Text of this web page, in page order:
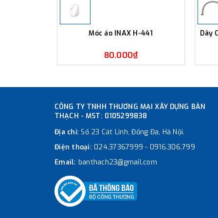
Móc áo INAX H-441
80.000₫
Dây
CÔNG TY TNHH THƯƠNG MẠI XÂY DỰNG BÀN
THẠCH - MST: 0105299838
Địa chỉ:Số 23 Cát Linh, Đống Đa, Hà Nội.
Điện thoại: 024.37367999 - 0916.306.799
Email: banthach23@gmail.com